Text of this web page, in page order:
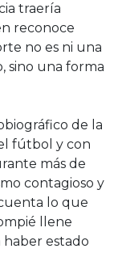
traería
reconoce
no es ni una
sino una forma
de la
fútbol y con
más de
contagioso y
lo que
llene
estado